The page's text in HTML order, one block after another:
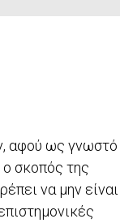
αφού ως γνωστό
ο σκοπός της
να μην είναι